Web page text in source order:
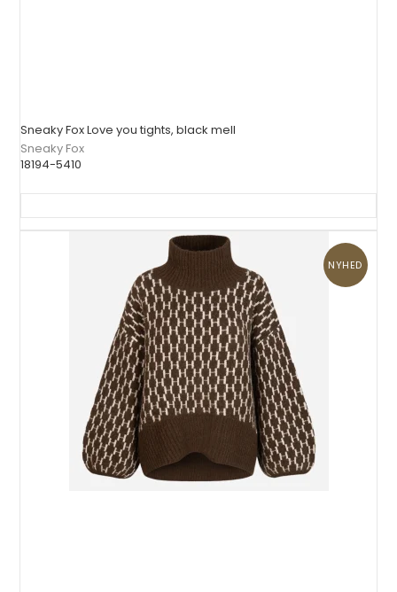
Sneaky Fox Love you tights, black mell
Sneaky Fox
18194-5410
NYHED